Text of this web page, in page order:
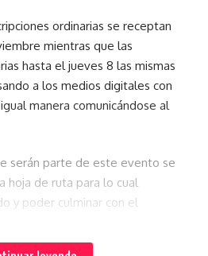
ordinarias se receptan
mientras que las
hasta el jueves 8 las mismas
a los medios digitales con
manera comunicándose al
serán parte de este evento se
hoja de ruta para lo cual
y poder culminar con el